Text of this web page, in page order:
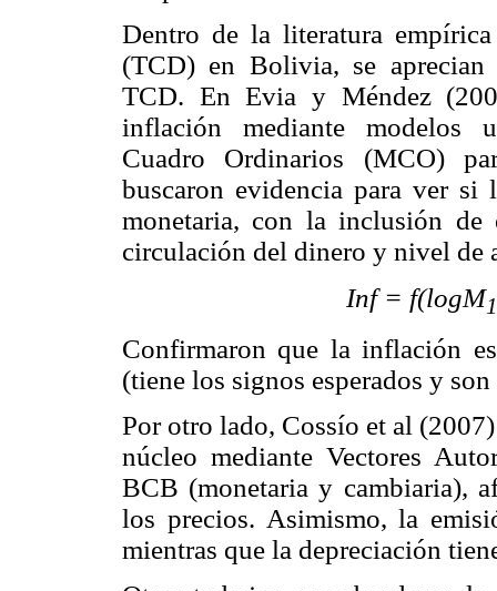
Dentro de la literatura
(TCD) en Bolivia, se aprecian
TCD. En Evia y Méndez
inflación mediante modelos
Cuadro Ordinarios (MCO)
buscaron evidencia para ver
monetaria, con la inclusión de
circulación del dinero y nivel de
Inf = f(logM1
Confirmaron que la inflación
(tiene los signos esperados y
Por otro lado, Cossío et al
núcleo mediante Vectores
BCB (monetaria y cambiaria),
los precios. Asimismo, la
mientras que la depreciación